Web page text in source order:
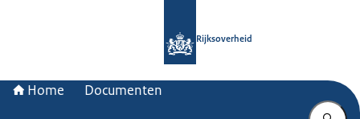
Rijksoverheid
Home Documenten